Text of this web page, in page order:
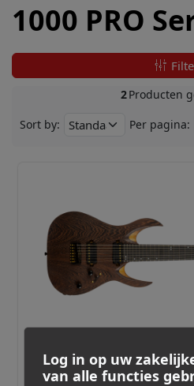
1000 PRO
2Producten
Sort by: Per pagina:
SPIRA GUITARS ·SP-6653
S-1007 PRO Black Limba
Log in op uw
van alle functies